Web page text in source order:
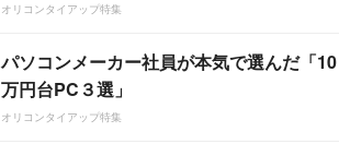
オリコンタイアップ特集
パソコンメーカー社員が本気で選んだ「10
万円台PC３選」
オリコンタイアップ特集